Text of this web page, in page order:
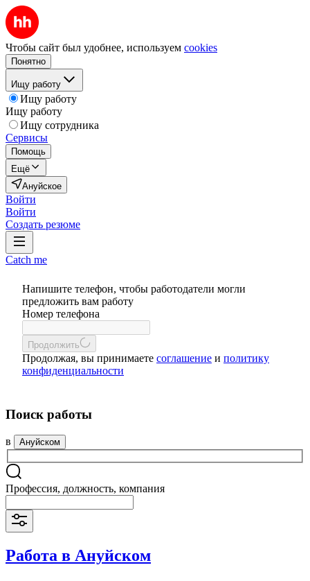
Чтобы сайт был удобнее, используем cookies
Понятно
Ищу работу
Ищу работу
Ищу работу
Ищу сотрудника
Сервисы
Помощь
Ещё
Ануйское
Войти
Войти
Создать резюме
Catch me
Напишите телефон, чтобы работодатели могли
предложить вам работу
Номер телефона
Продолжить
Продолжая, вы принимаете соглашение и политику
конфиденциальности
Поиск работы
в Ануйском
Профессия, должность, компания
Работа в Ануйском